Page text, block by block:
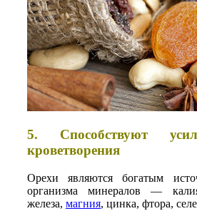
5. Способствуют
кроветворения
Орехи являются богатым
организма минералов —
железа, магния, цинка, фтора,